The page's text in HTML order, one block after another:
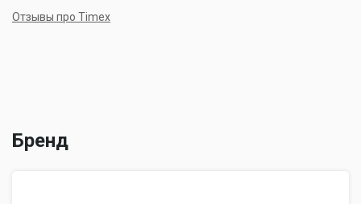
Отзывы про Timex
Бренд